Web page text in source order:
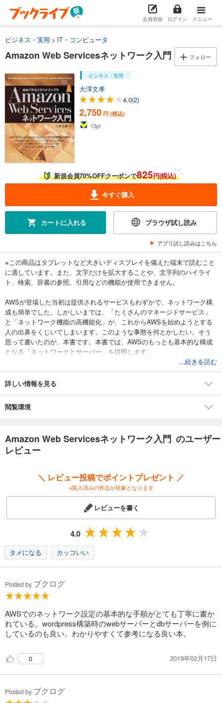
会員登録 ログイン メニュー
ビジネス・実用 IT・コンピュータ
Amazon Web Servicesネットワーク入門 フォロー
ビジネス・実用
大澤文孝
4.0(2)
2,750 円 (税込)
13pt
新規会員70%OFFクーポンで825円(税込)
今すぐ購入
カートに入れる ブラウザ試し読み
アプリ試し読みはこちら
※この商品はタブレットなど大きいディスプレイを備えた端末で読むこと
に適しています。また、文字だけを拡大することや、文字列のハイライ
ト、検索、辞書の参照、引用などの機能が使用できません。
AWSが登場した当初は提供されるサービスもわずかで、ネットワーク構
成も簡単でした。しかしいまでは、「たくさんのマネージドサービス」
と「ネットワーク機能の高機能化」が、これからAWSを始めようとする
人の出鼻をくじいてしまいます。このような事態を何とかしたい。そう
思って書いたのが、本書です。本書では、AWSのもっとも基本的な構成
となる「ネットワークとサーバー」を説明します。
AWSにおいてネットワークは「VPC」、サーバーは「EC2インスタン
ス」で構成されます。本書では、この2つの機能を中心に解説します。
本書では、Webサーバー1台とデータベースサーバー1台で構成されたオ
範囲を決めて、それを分割してネットワークを構築する」「インターネ
しながら、最終的に、独自ドメインでWebサーバーを運用できるように
するところまでを説明します。
...続きを読む
詳しい情報を見る
閲覧環境
Amazon Web Servicesネットワーク入門 のユーザー
レビュー
＼ レビュー投稿でポイントプレゼント ／
※購入済みの作品が対象となります
レビューを書く
4.0
タメになる カッコいい
Posted by ブクログ
AWSでのネットワーク設定の基本的な手順がとても丁寧に書か
れている。wordpress構築時のwebサーバーとdbサーバーを例に
しているのも良い。わかりやすくて参考になる良い本。
0 2019年02月17日
Posted by ブクログ